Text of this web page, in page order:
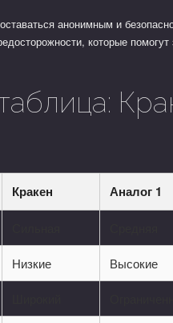
анонимным и
которые помогут
Кракен Аналог 1
Низкие Высокие